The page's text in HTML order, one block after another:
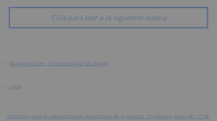
Click para leer a la siguiente noticia
> BurgosNoticias - El diario digital de Burgos
> Local
>
Todo listo para la administración electrónica de la justicia: sin papel a partir del 27 de